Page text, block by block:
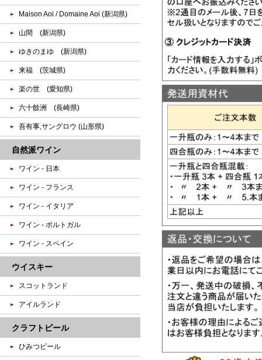
Maison Aoi / Domaine Aoi (新潟県)
山間 (新潟県)
ゆきのまゆ (新潟県)
来福 (茨城県)
楽の世 (愛知県)
六十餘洲 (長崎県)
吾有事,サングロウ (山形県)
自然派ワイン
ワイン - 日本
ワイン - フランス
ワイン - イタリア
ワイン - ポルトガル
ワイン - スペイン
ウイスキー
スコットランド
アイルランド
クラフトビール
ひみつビール